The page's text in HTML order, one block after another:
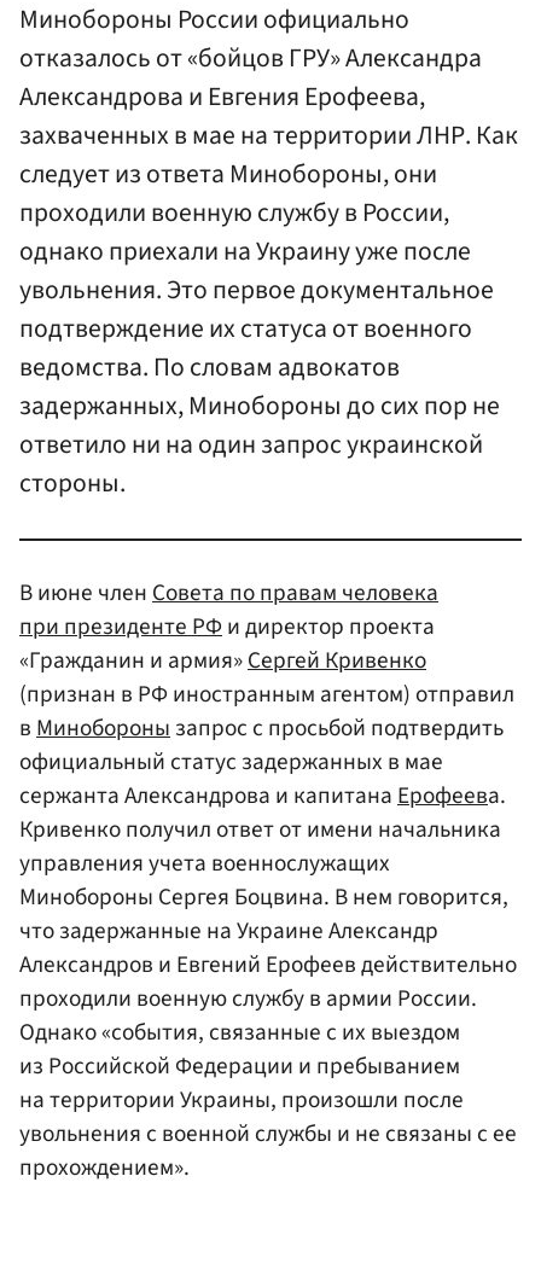
Минобороны России официально
отказалось от «бойцов ГРУ» Александра
Александрова и Евгения Ерофеева,
захваченных в мае на территории ЛНР. Как
следует из ответа Минобороны, они
проходили военную службу в России,
однако приехали на Украину уже после
увольнения. Это первое документальное
подтверждение их статуса от военного
ведомства. По словам адвокатов
задержанных, Минобороны до сих пор не
ответило ни на один запрос украинской
стороны.
В июне членСовета по правам человека
при президенте РФи директор проекта
«Гражданин и армия»Сергей Кривенко
(признан в РФ иностранным агентом) отправил
вМиноборонызапрос с просьбой подтвердить
официальный статус задержанных в мае
сержанта Александрова и капитанаЕрофеева.
Кривенко получил ответ от имени начальника
управления учета военнослужащих
Минобороны Сергея Боцвина. В нем говорится,
что задержанные на Украине Александр
Александров и Евгений Ерофеев действительно
проходили военную службу в армии России.
Однако «события, связанные с их выездом
из Российской Федерации и пребыванием
на территории Украины, произошли после
увольнения с военной службы и не связаны с ее
прохождением».